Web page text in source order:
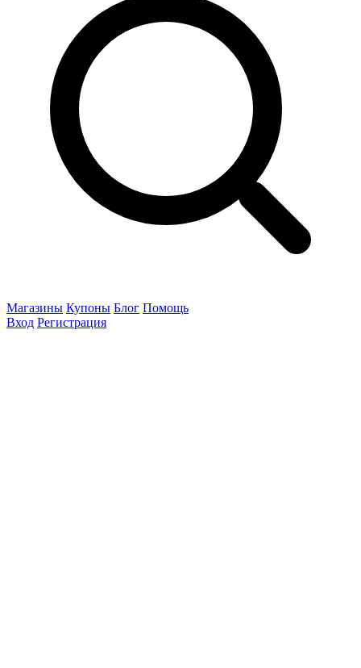
Магазины Купоны Блог Помощь
Вход Регистрация